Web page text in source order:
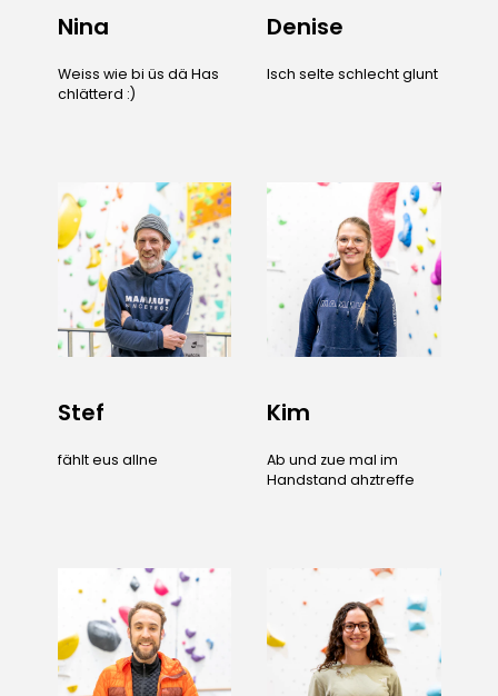
Nina
Weiss wie bi üs dä Has
chlätterd :)
Denise
Isch selte schlecht glunt
Stef
fählt eus allne
Kim
Ab und zue mal im
Handstand ahztreffe